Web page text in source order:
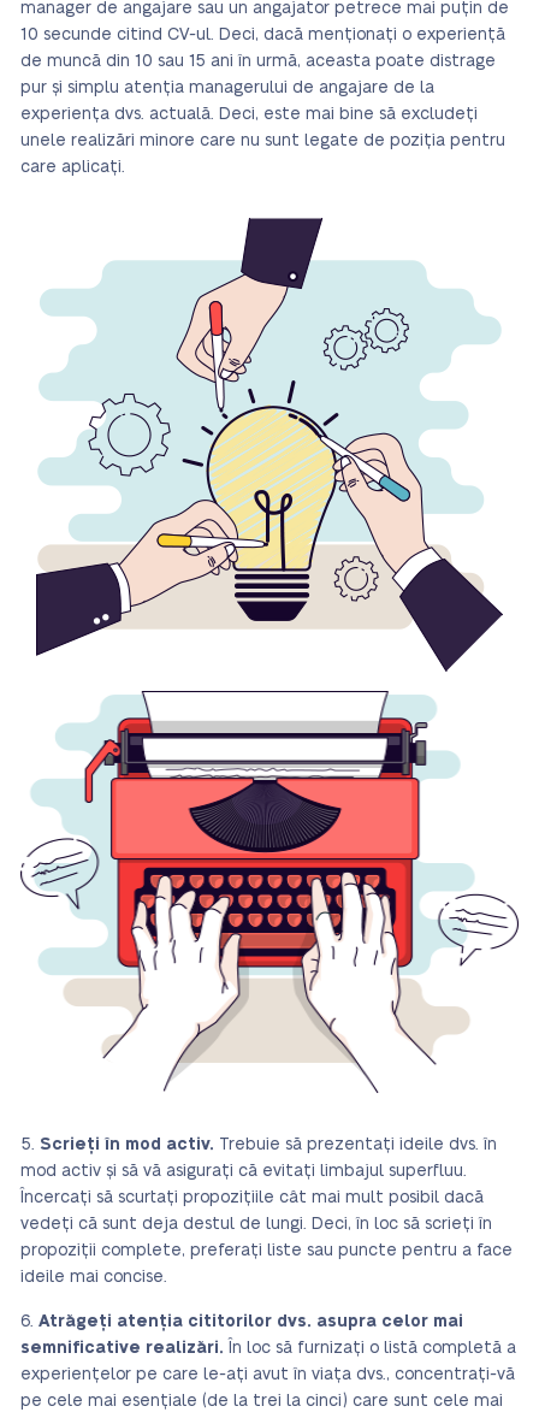
manager de angajare sau un angajator petrece mai puțin de
10 secunde citind CV-ul. Deci, dacă menționați o experiență
de muncă din 10 sau 15 ani în urmă, aceasta poate distrage
pur și simplu atenția managerului de angajare de la
experiența dvs. actuală. Deci, este mai bine să excludeți
unele realizări minore care nu sunt legate de poziția pentru
care aplicați.
Scrieți în mod activ. Trebuie să prezentați ideile dvs. în
mod activ și să vă asigurați că evitați limbajul superfluu.
Încercați să scurtați propozițiile cât mai mult posibil dacă
vedeți că sunt deja destul de lungi. Deci, în loc să scrieți în
propoziții complete, preferați liste sau puncte pentru a face
ideile mai concise.
Atrăgeți atenția cititorilor dvs. asupra celor mai
semnificative realizări. În loc să furnizați o listă completă a
experiențelor pe care le-ați avut în viața dvs., concentrați-vă
pe cele mai esențiale (de la trei la cinci) care sunt cele mai